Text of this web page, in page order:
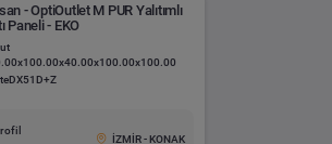
- OptiOutlet M PUR Yalıtımlı
Paneli - EKO
DX51D+Z
İZMİR - KONAK